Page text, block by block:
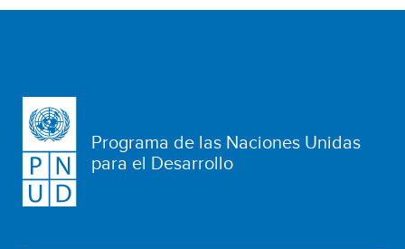
Programa de las Naciones Unidas
para el Desarrollo